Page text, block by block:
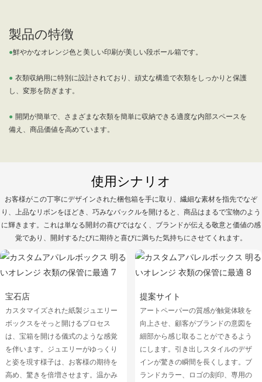
製品の特徴
●鮮やかなオレンジ色と美しい印刷が美しい段ボール箱です。
● 衣類収納用に特別に設計されており、頑丈な構造で衣類をしっかりと保護
し、変形を防ぎます。
● 開閉が簡単で、さまざまな衣類を簡単に収納できる適度な内部スペースを
備え、商品価値を高めています。
使用シナリオ
お客様がこの丁寧にデザインされた梱包箱を手に取り、繊細な素材を指先でなぞ
り、上品なリボンをほどき、巧みなバックルを開けると、商品はまるで宝物のよう
に輝きます。これは単なる開封の喜びではなく、ブランドが伝える敬意と価値の感
覚であり、開封するたびに期待と喜びに満ちた気持ちにさせてくれます。
宝石店
カスタマイズされた紙製ジュエリー
ボックスをそっと開けるプロセス
は、宝箱を開ける儀式のような感覚
を伴います。ジュエリーがゆっくり
と姿を現す様子は、お客様の期待を
高め、驚きを倍増させます。温かみ
提案サイト
アートペーパーの質感が触覚体験を
向上させ、顧客がブランドの意図を
細部から感じ取ることができるよう
にします。引き出しスタイルのデザ
インが驚きの瞬間を長くします。ブ
ランドカラー、ロゴの刻印、専用の